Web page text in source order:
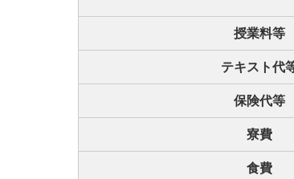
授業料等
テキスト代
保険代等
寮費
食費